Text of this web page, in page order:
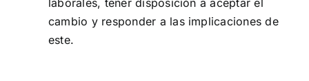
laborales, tener disposición a aceptar el
cambio y responder a las implicaciones de
este.